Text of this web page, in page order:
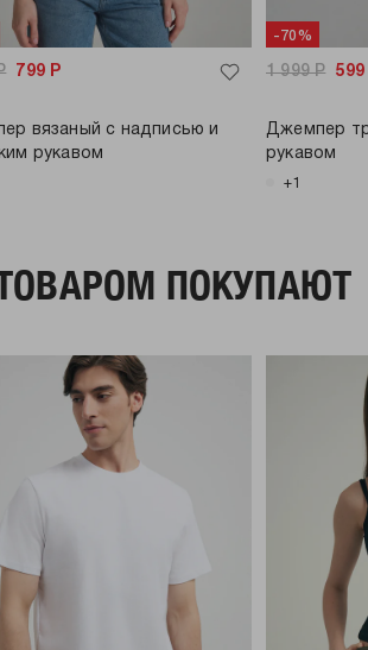
799 Р
вязаный с надписью и
рукавом
-70%
1 999Р 599
Джемпер
рукавом
+1
ПОКУПАЮТ